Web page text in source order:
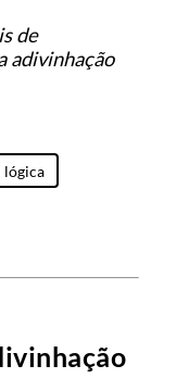
de
adivinhação
lógica